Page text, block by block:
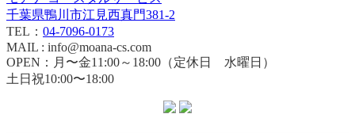
千葉県鴨川市江見西真門381-2
TEL： 04-7096-0173
MAIL : info@moana-cs.com
OPEN：月〜金11:00～18:00（定休日 水曜日）
土日祝10:00〜18:00